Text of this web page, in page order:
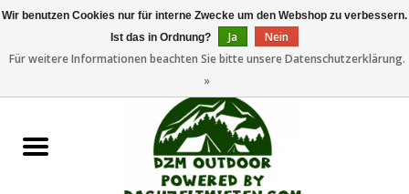
Dachzeltanhänger
Wir benutzen Cookies nur für interne Zwecke um den Webshop zu verbessern.
Ist das in Ordnung?
Ja
Nein
Für weitere Informationen beachten Sie bitte unsere Datenschutzerklärung.
»